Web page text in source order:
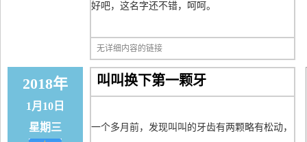
好吧，这名字还不错，呵呵。
无详细内容的链接
2018年
1月10日
星期三
叫叫换下第一颗牙
一个多月前，发现叫叫的牙齿有两颗略有松动，